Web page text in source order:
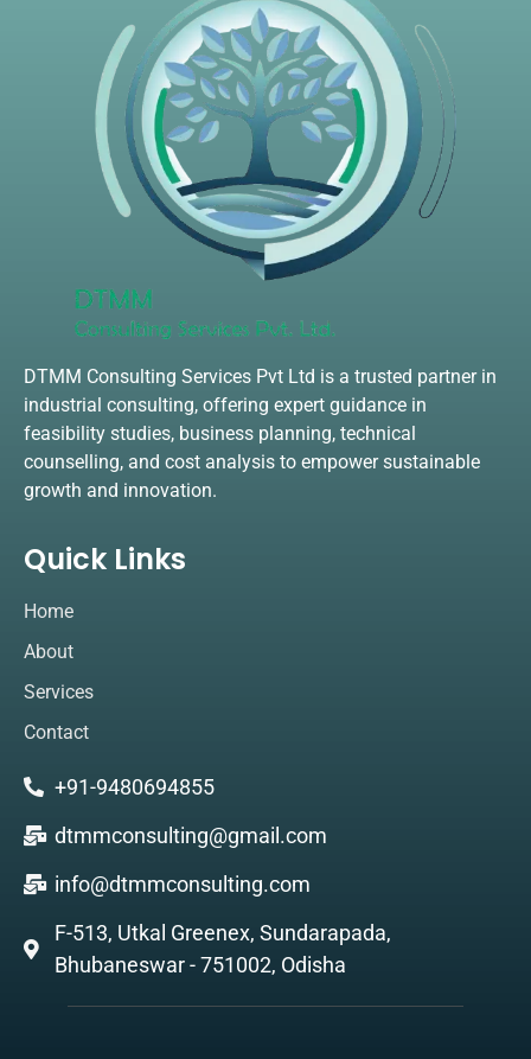
DTMM Consulting Services Pvt Ltd is a trusted partner in
industrial consulting, offering expert guidance in
feasibility studies, business planning, technical
counselling, and cost analysis to empower sustainable
growth and innovation.
Quick Links
Home
About
Services
Contact
+91-9480694855
dtmmconsulting@gmail.com
info@dtmmconsulting.com
F-513, Utkal Greenex, Sundarapada,
Bhubaneswar - 751002, Odisha